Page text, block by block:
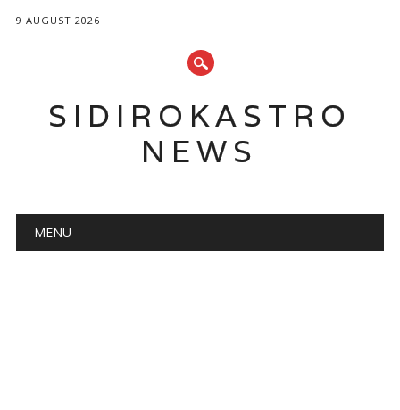
9 AUGUST 2026
SIDIROKASTRO
NEWS
Main menu
MENU